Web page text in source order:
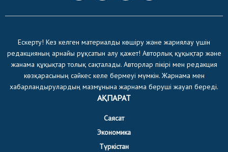
Ескерту! Кез келген материалды көшіру және жариялау үшін
редакцияның арнайы рұқсатын алу қажет! Авторлық құқықтар және
жанама құқықтар толық сақталады. Авторлар пікірі мен редакция
көзқарасының сәйкес келе бермеуі мүмкін. Жарнама мен
хабарландырулардың мазмұнына жарнама беруші жауап береді.
АҚПАРАТ
Саясат
Экономика
Түркістан